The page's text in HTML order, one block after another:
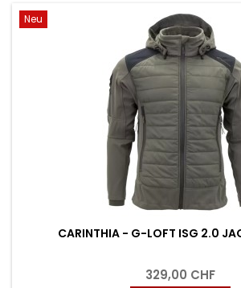
Neu
CARINTHIA - G-LOFT ISG 2.0
329,00 CHF